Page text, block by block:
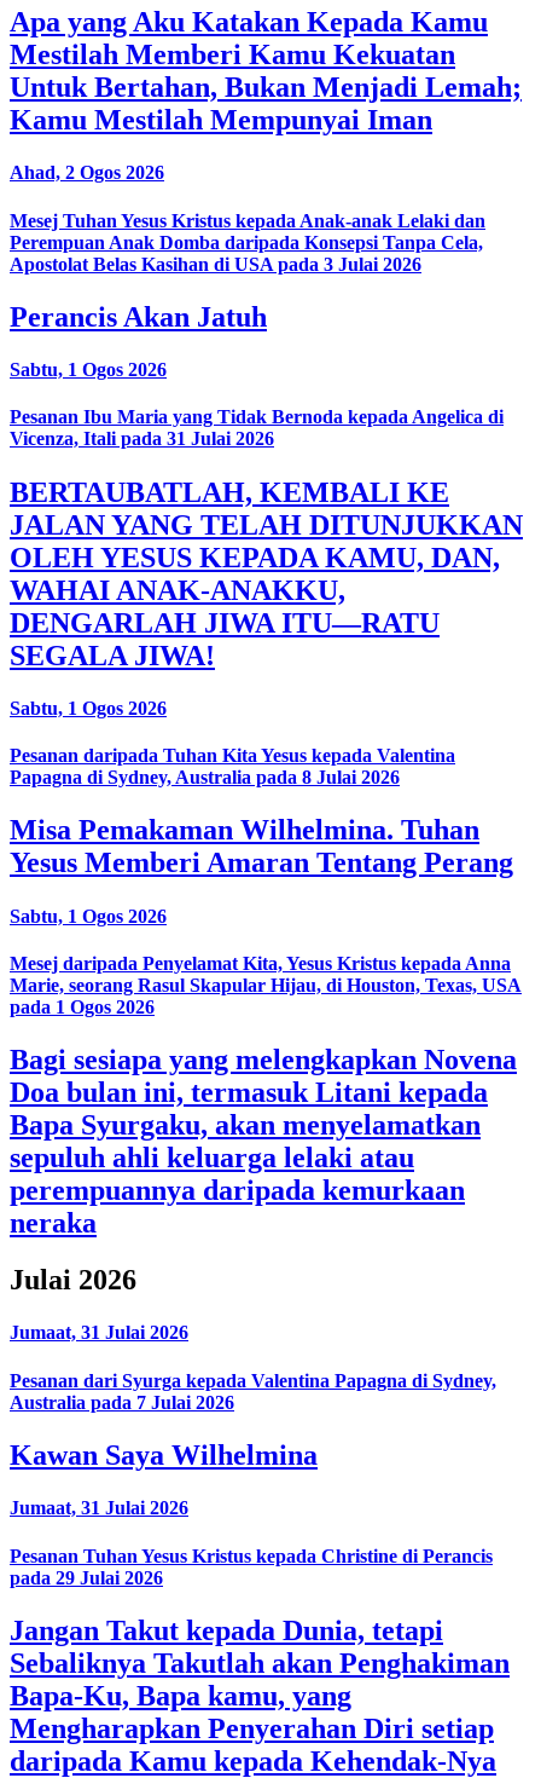
Apa yang Aku Katakan Kepada Kamu
Mestilah Memberi Kamu Kekuatan
Untuk Bertahan, Bukan Menjadi Lemah;
Kamu Mestilah Mempunyai Iman
Ahad, 2 Ogos 2026
Mesej Tuhan Yesus Kristus kepada Anak-anak Lelaki dan
Perempuan Anak Domba daripada Konsepsi Tanpa Cela,
Apostolat Belas Kasihan di USA pada 3 Julai 2026
Perancis Akan Jatuh
Sabtu, 1 Ogos 2026
Pesanan Ibu Maria yang Tidak Bernoda kepada Angelica di
Vicenza, Itali pada 31 Julai 2026
BERTAUBATLAH, KEMBALI KE
JALAN YANG TELAH DITUNJUKKAN
OLEH YESUS KEPADA KAMU, DAN,
WAHAI ANAK-ANAKKU,
DENGARLAH JIWA ITU—RATU
SEGALA JIWA!
Sabtu, 1 Ogos 2026
Pesanan daripada Tuhan Kita Yesus kepada Valentina
Papagna di Sydney, Australia pada 8 Julai 2026
Misa Pemakaman Wilhelmina. Tuhan
Yesus Memberi Amaran Tentang Perang
Sabtu, 1 Ogos 2026
Mesej daripada Penyelamat Kita, Yesus Kristus kepada Anna
Marie, seorang Rasul Skapular Hijau, di Houston, Texas, USA
pada 1 Ogos 2026
Bagi sesiapa yang melengkapkan Novena
Doa bulan ini, termasuk Litani kepada
Bapa Syurgaku, akan menyelamatkan
sepuluh ahli keluarga lelaki atau
perempuannya daripada kemurkaan
neraka
Julai 2026
Jumaat, 31 Julai 2026
Pesanan dari Syurga kepada Valentina Papagna di Sydney,
Australia pada 7 Julai 2026
Kawan Saya Wilhelmina
Jumaat, 31 Julai 2026
Pesanan Tuhan Yesus Kristus kepada Christine di Perancis
pada 29 Julai 2026
Jangan Takut kepada Dunia, tetapi
Sebaliknya Takutlah akan Penghakiman
Bapa-Ku, Bapa kamu, yang
Mengharapkan Penyerahan Diri setiap
daripada Kamu kepada Kehendak-Nya